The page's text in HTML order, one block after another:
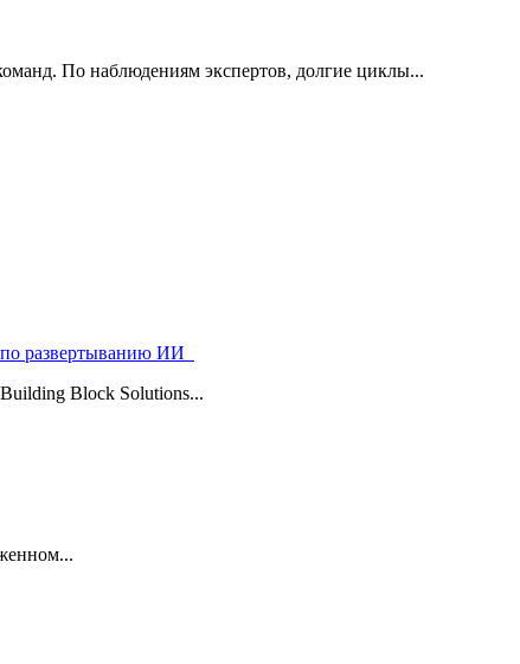
По наблюдениям экспертов, долгие циклы...
развертыванию ИИ
Block Solutions...